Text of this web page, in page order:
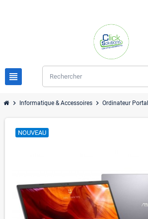
view_headline
chevron_right Informatique & Accessoires chevron_right Ordinateur
NOUVEAU